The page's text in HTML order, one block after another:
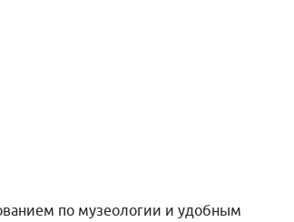
по музеологии и удобным